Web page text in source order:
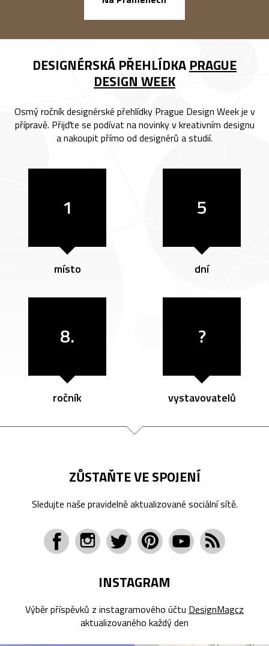
DESIGNÉRSKÁ PŘEHLÍDKA PRAGUE
DESIGN WEEK
Osmý ročník designérské přehlídky Prague Design Week je v
přípravě. Přijďte se podívat na novinky v kreativním designu
a nakoupit přímo od designérů a studií.
1
místo
5
dní
8.
ročník
?
vystavovatelů
ZŮSTAŇTE VE SPOJENÍ
Sledujte naše pravidelně aktualizované sociální sítě.
INSTAGRAM
Výběr příspěvků z instagramového účtu DesignMagcz
aktualizovaného každý den